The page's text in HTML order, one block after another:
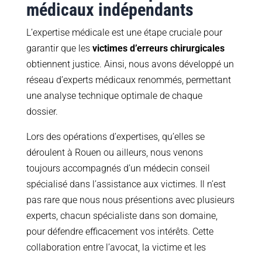
médicaux indépendants
L’expertise médicale est une étape cruciale pour
garantir que les victimes d’erreurs chirurgicales
obtiennent justice. Ainsi, nous avons développé un
réseau d’experts médicaux renommés, permettant
une analyse technique optimale de chaque
dossier.
Lors des opérations d’expertises, qu’elles se
déroulent à Rouen ou ailleurs, nous venons
toujours accompagnés d’un médecin conseil
spécialisé dans l’assistance aux victimes. Il n’est
pas rare que nous nous présentions avec plusieurs
experts, chacun spécialiste dans son domaine,
pour défendre efficacement vos intérêts. Cette
collaboration entre l’avocat, la victime et les